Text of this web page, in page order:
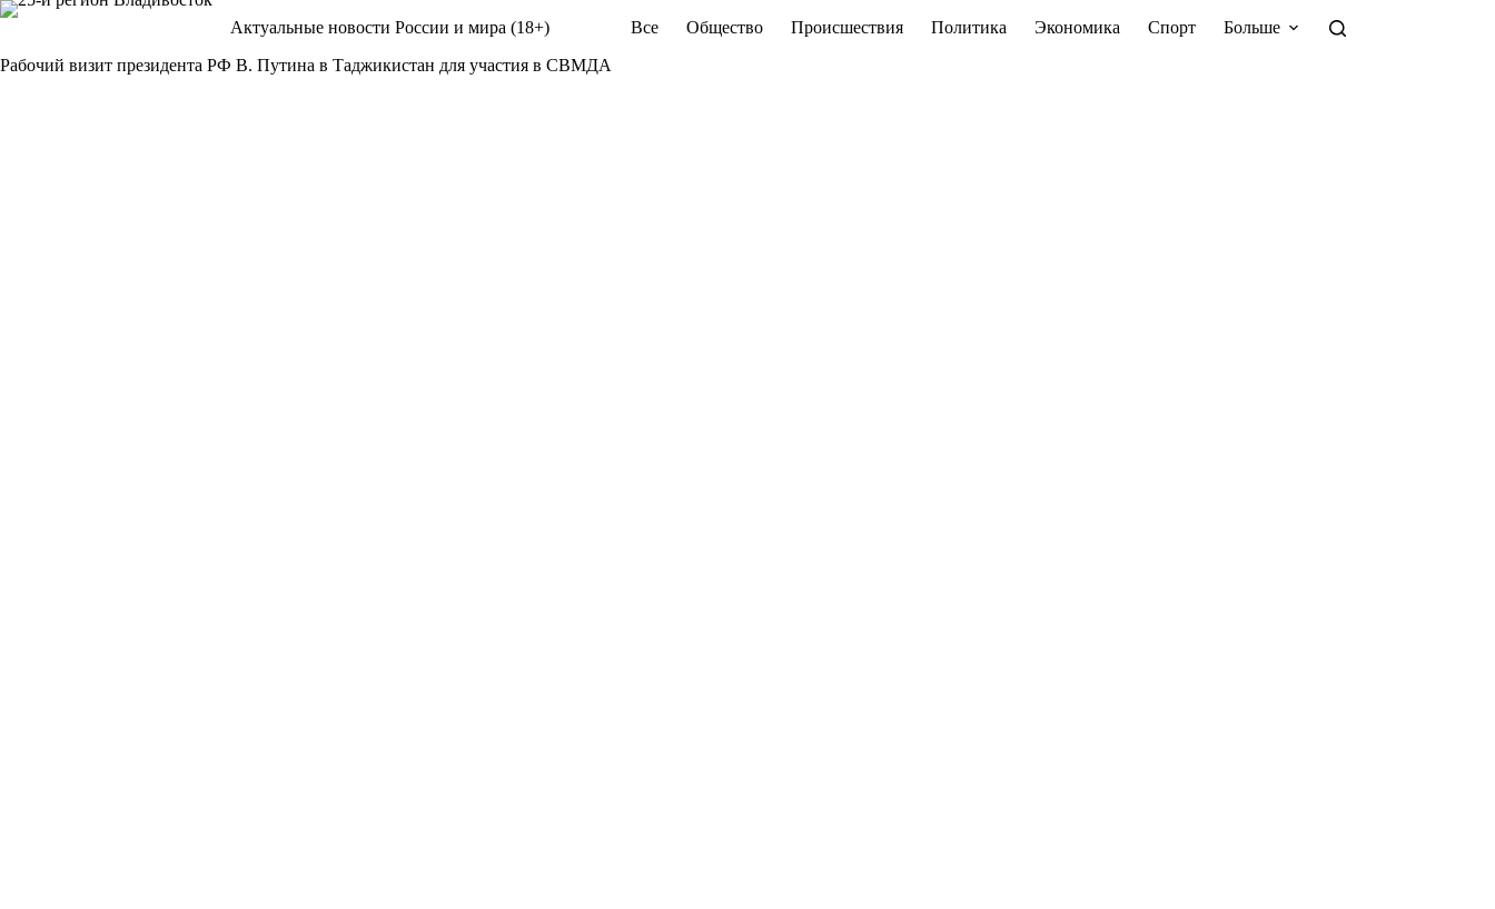
Перейти
Актуальные новости России и мира (18+) Все Общество Происшествия Политика Экономика Спорт
Больше
Рабочий визит президента РФ В. Путина в Таджикистан для участия в СВМДА